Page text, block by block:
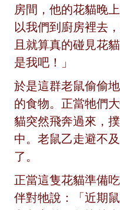
房間，他的花貓晚
以我們到廚房裡去
且就算真的碰見花
是我吧！」
於是這群老鼠偷偷
的食物。正當牠們
貓突然飛奔過來，
中。老鼠乙走避不
了。
正當這隻花貓準備
伴對牠說：「近期